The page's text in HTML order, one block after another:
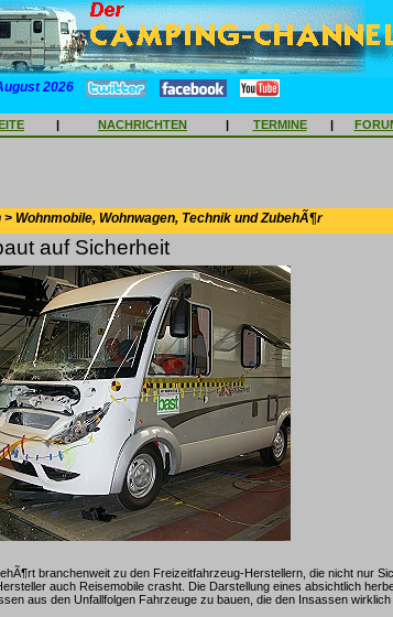
2026
| NACHRICHTEN | TERMINE |
Wohnmobile, Wohnwagen, Technik und ZubehÃ¶r
auf Sicherheit
branchenweit zu den Freizeitfahrzeug-Herstellern, die nicht nur
auch Reisemobile crasht. Die Darstellung eines absichtlich
aus den Unfallfolgen Fahrzeuge zu bauen, die den Insassen wirklich